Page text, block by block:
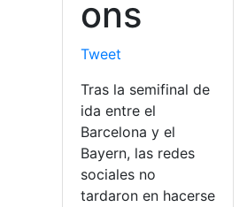
ons
Tweet
Tras la semifinal de
ida entre el
Barcelona y el
Bayern, las redes
sociales no
tardaron en hacerse